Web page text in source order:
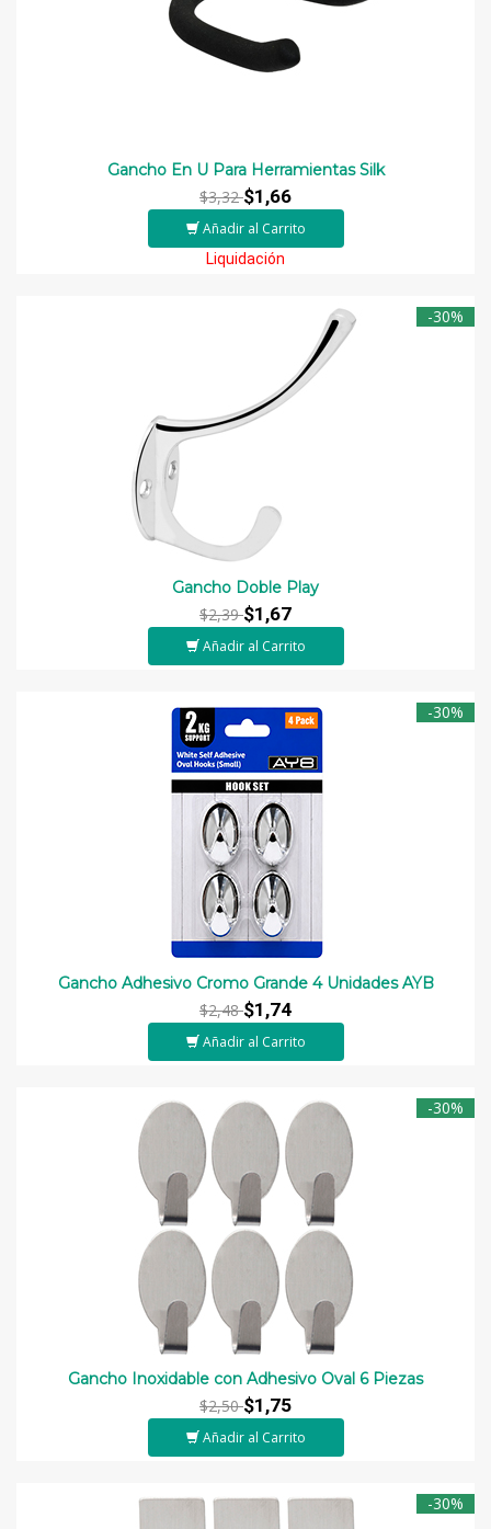
Gancho En U Para Herramientas Silk
$3,32$1,66
Añadir al Carrito
Liquidación
-30%
Gancho Doble Play
$2,39$1,67
Añadir al Carrito
-30%
Gancho Adhesivo Cromo Grande 4 Unidades AYB
$2,48$1,74
Añadir al Carrito
-30%
Gancho Inoxidable con Adhesivo Oval 6 Piezas
$2,50$1,75
Añadir al Carrito
-30%